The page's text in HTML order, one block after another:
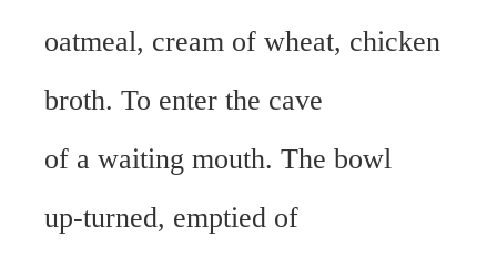
oatmeal, cream of wheat, chicken
broth. To enter the cave
of a waiting mouth. The bowl
up-turned, emptied of